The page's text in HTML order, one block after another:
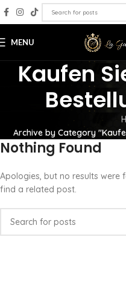
MENU
Kaufen
Archive by Category
Nothing Found
Apologies, but no results were
find a related post.